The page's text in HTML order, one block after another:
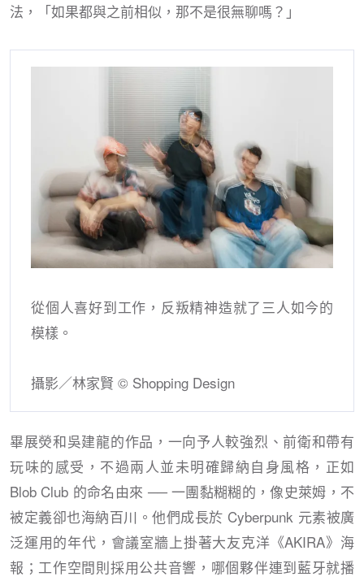
法，「如果都與之前相似，那不是很無聊嗎？」
從個人喜好到工作，反叛精神造就了三人如今的
模樣。
攝影／林家賢 © Shopping Design
畢展熒和吳建龍的作品，一向予人較強烈、前衛和帶有
玩味的感受，不過兩人並未明確歸納自身風格，正如
Blob Club 的命名由來 ── 一團黏糊糊的，像史萊姆，不
被定義卻也海納百川。他們成長於 Cyberpunk 元素被廣
泛運用的年代，會議室牆上掛著大友克洋《AKIRA》海
報；工作空間則採用公共音響，哪個夥伴連到藍牙就播